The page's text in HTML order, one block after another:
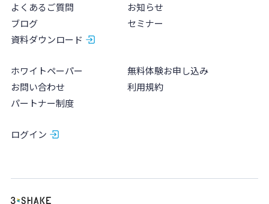
よくあるご質問
お知らせ
ブログ
セミナー
資料ダウンロード
ホワイトペーパー
無料体験お申し込み
お問い合わせ
利用規約
パートナー制度
ログイン